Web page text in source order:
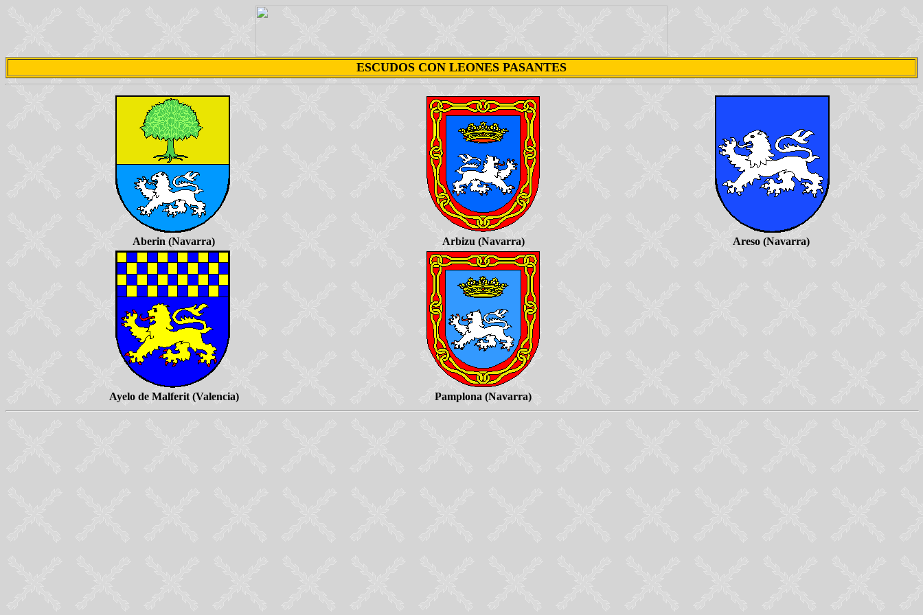
ESCUDOS CON LEONES PASANTES
Aberin (Navarra) Arbizu (Navarra) Areso (Navarra)
Ayelo de Malferit (Valencia) Pamplona (Navarra)